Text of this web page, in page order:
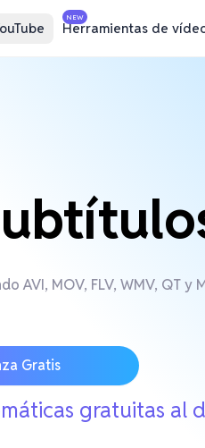
NEW
Herramientas de
AVI, MOV, FLV, WMV, QT
Gratis
gratuitas al